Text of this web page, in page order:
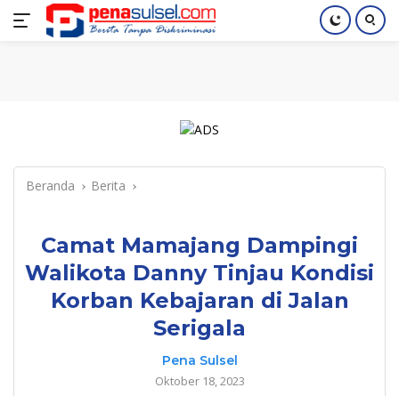
Langsung
Home Nasional Pendidikan Index
Beranda Berita
Camat Mamajang Dampingi
Walikota Danny Tinjau Kondisi
Korban Kebajaran di Jalan
Serigala
Pena Sulsel
Oktober 18, 2023